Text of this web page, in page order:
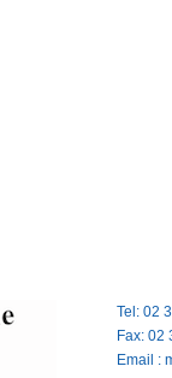
Tel: 02
Fax: 02
Email :